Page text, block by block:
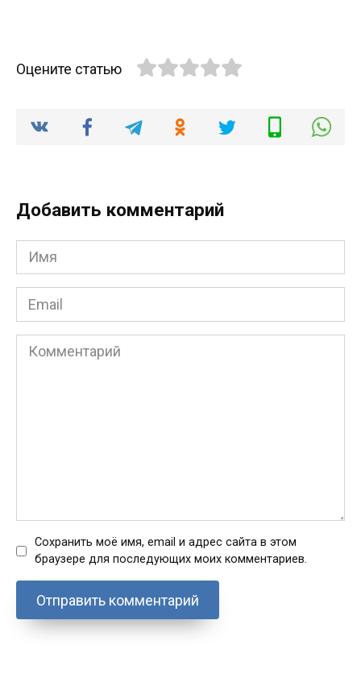
Оцените статью
Добавить комментарий
Имя
*
Email
*
Комментарий
Сохранить моё имя, email и адрес сайта в этом
браузере для последующих моих комментариев.